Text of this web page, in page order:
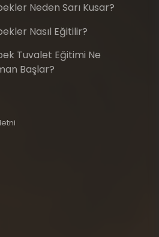
Neden Sarı Kusar?
Nasıl Eğitilir?
Tuvalet Eğitimi Ne
Başlar?